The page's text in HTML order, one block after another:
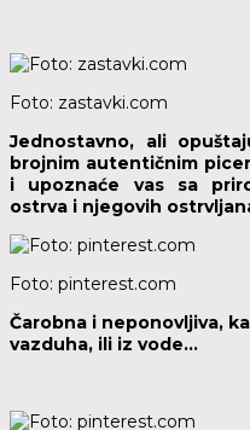
Foto: zastavki.com
Jednostavno, ali
brojnim autentičnim
i upoznaće vas sa
ostrva i njegovih
Foto: pinterest.com
Čarobna i neponovljiva,
vazduha, ili iz vode…